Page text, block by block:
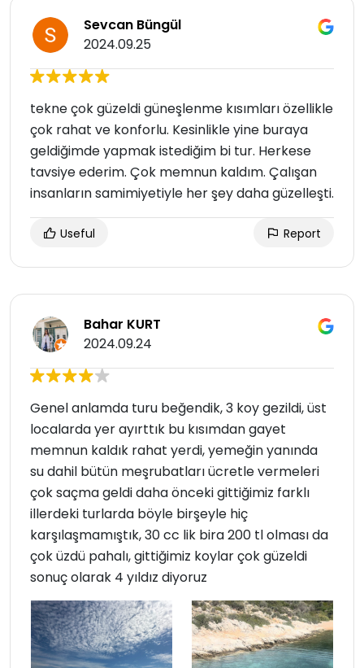
Sevcan Büngül
2024.09.25
tekne çok güzeldi güneşlenme kısımları özellikle
çok rahat ve konforlu. Kesinlikle yine buraya
geldiğimde yapmak istediğim bi tur. Herkese
tavsiye ederim. Çok memnun kaldım. Çalışan
insanların samimiyetiyle her şey daha güzelleşti.
Useful Report
Bahar KURT
2024.09.24
Genel anlamda turu beğendik, 3 koy gezildi, üst
localarda yer ayırttık bu kısımdan gayet
memnun kaldık rahat yerdi, yemeğin yanında
su dahil bütün meşrubatları ücretle vermeleri
çok saçma geldi daha önceki gittiğimiz farklı
illerdeki turlarda böyle birşeyle hiç
karşılaşmamıştık, 30 cc lik bira 200 tl olması da
çok üzdü pahalı, gittiğimiz koylar çok güzeldi
sonuç olarak 4 yıldız diyoruz